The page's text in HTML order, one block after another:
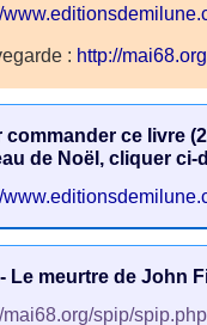
: http://
commander ce livre
de Noël, cliquer ci-
Le meurtre de John
mai68.org/spip/